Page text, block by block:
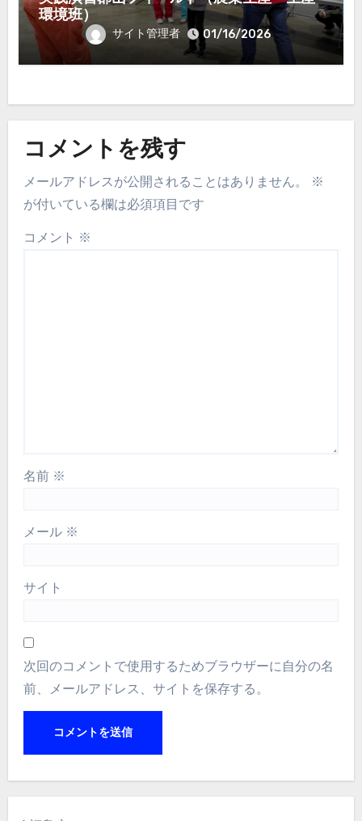
環境班）
サイト管理者 01/16/2026
コメントを残す
メールアドレスが公開されることはありません。
※
が付いている欄は必須項目です
コメント ※
名前 ※
メール ※
サイト
次回のコメントで使用するためブラウザーに自分の名
前、メールアドレス、サイトを保存する。